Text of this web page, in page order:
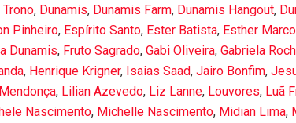
, Dunamis, Dunamis Farm, Dunamis Hangout,
Pinheiro, Espírito Santo, Ester Batista, Esther
Dunamis, Fruto Sagrado, Gabi Oliveira, Gabriela
, Henrique Krigner, Isaias Saad, Jairo Bonfim,
, Lilian Azevedo, Liz Lanne, Louvores, Luã
Nascimento, Michelle Nascimento, Midian Lima,